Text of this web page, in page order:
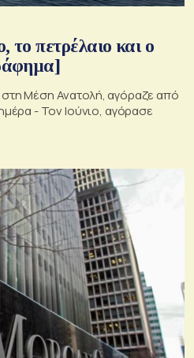
πετρέλαιο και ο
Μέση Ανατολή, αγόραζε από
- Τον Ιούνιο, αγόρασε